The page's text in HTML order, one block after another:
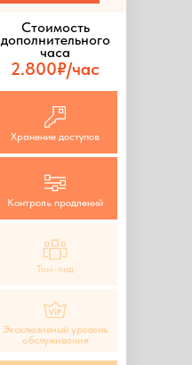
Стоимость
дополнительного
часа
2.800₽/час
Хранение доступов
Контроль продлений
Тим-лид
Эксклюзивный уровень
обслуживания